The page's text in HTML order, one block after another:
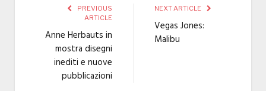
PREVIOUS
ARTICLE
Anne Herbauts in
mostra disegni
inediti e nuove
pubblicazioni
NEXT ARTICLE
Vegas Jones:
Malibu